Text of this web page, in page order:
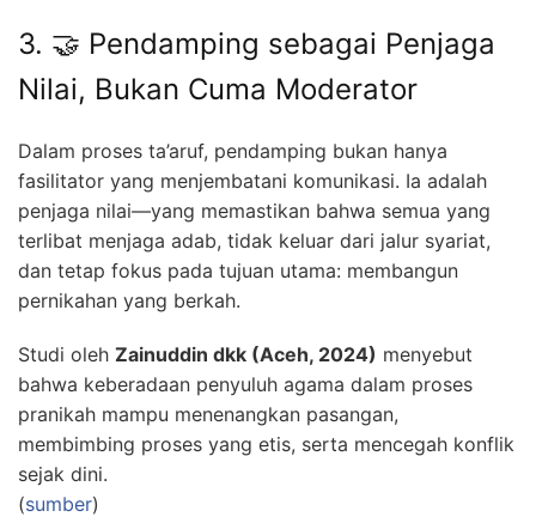
3. 🤝 Pendamping sebagai Penjaga
Nilai, Bukan Cuma Moderator
Dalam proses ta’aruf, pendamping bukan hanya
fasilitator yang menjembatani komunikasi. Ia adalah
penjaga nilai—yang memastikan bahwa semua yang
terlibat menjaga adab, tidak keluar dari jalur syariat,
dan tetap fokus pada tujuan utama: membangun
pernikahan yang berkah.
Studi oleh Zainuddin dkk (Aceh, 2024) menyebut
bahwa keberadaan penyuluh agama dalam proses
pranikah mampu menenangkan pasangan,
membimbing proses yang etis, serta mencegah konflik
sejak dini.
(sumber)